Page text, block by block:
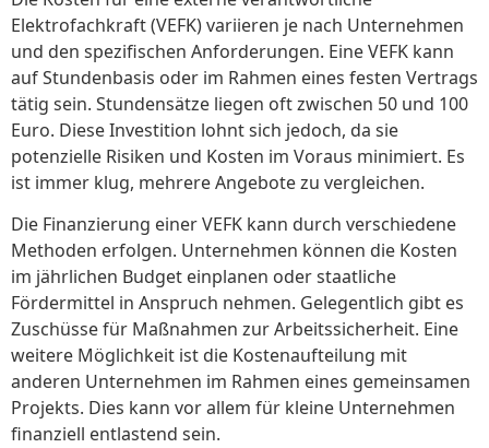
Elektrofachkraft (VEFK) variieren je nach Unternehmen
und den spezifischen Anforderungen. Eine VEFK kann
auf Stundenbasis oder im Rahmen eines festen Vertrags
tätig sein. Stundensätze liegen oft zwischen 50 und 100
Euro. Diese Investition lohnt sich jedoch, da sie
potenzielle Risiken und Kosten im Voraus minimiert. Es
ist immer klug, mehrere Angebote zu vergleichen.
Die Finanzierung einer VEFK kann durch verschiedene
Methoden erfolgen. Unternehmen können die Kosten
im jährlichen Budget einplanen oder staatliche
Fördermittel in Anspruch nehmen. Gelegentlich gibt es
Zuschüsse für Maßnahmen zur Arbeitssicherheit. Eine
weitere Möglichkeit ist die Kostenaufteilung mit
anderen Unternehmen im Rahmen eines gemeinsamen
Projekts. Dies kann vor allem für kleine Unternehmen
finanziell entlastend sein.